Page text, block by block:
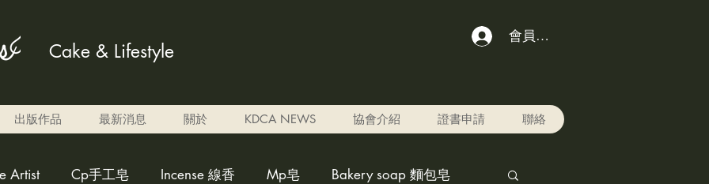
Cake & Lifestyle
會員登入
出版作品 最新消息 關於 KDCA NEWS 協會介紹 證書申請 聯絡
Artist Cp手工皂 Incense 線香 Mp皂 Bakery soap 麵包皂